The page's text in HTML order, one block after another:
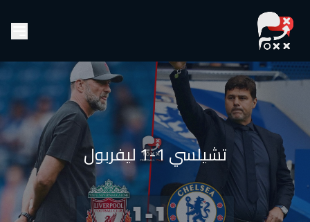
تشيلسي 1-1 ليفربول